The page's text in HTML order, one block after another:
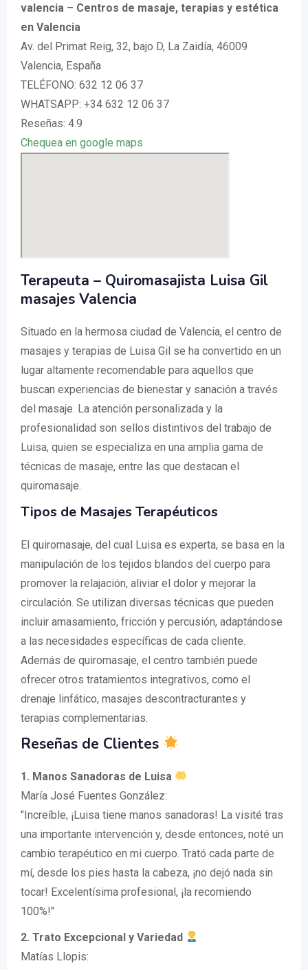
valencia – Centros de masaje, terapias y estética
en Valencia
Av. del Primat Reig, 32, bajo D, La Zaidía, 46009
Valencia, España
TELÉFONO: 632 12 06 37
WHATSAPP: +34 632 12 06 37
Reseñas: 4.9
Chequea en google maps
Terapeuta – Quiromasajista Luisa Gil
masajes Valencia
Situado en la hermosa ciudad de Valencia, el centro de
masajes y terapias de Luisa Gil se ha convertido en un
lugar altamente recomendable para aquellos que
buscan experiencias de bienestar y sanación a través
del masaje. La atención personalizada y la
profesionalidad son sellos distintivos del trabajo de
Luisa, quien se especializa en una amplia gama de
técnicas de masaje, entre las que destacan el
quiromasaje.
Tipos de Masajes Terapéuticos
El quiromasaje, del cual Luisa es experta, se basa en la
manipulación de los tejidos blandos del cuerpo para
promover la relajación, aliviar el dolor y mejorar la
circulación. Se utilizan diversas técnicas que pueden
incluir amasamiento, fricción y percusión, adaptándose
a las necesidades específicas de cada cliente.
Además de quiromasaje, el centro también puede
ofrecer otros tratamientos integrativos, como el
drenaje linfático, masajes descontracturantes y
terapias complementarias.
Reseñas de Clientes
1. Manos Sanadoras de Luisa
María José Fuentes González:
"Increíble, ¡Luisa tiene manos sanadoras! La visité tras
una importante intervención y, desde entonces, noté un
cambio terapéutico en mi cuerpo. Trató cada parte de
mí, desde los pies hasta la cabeza, ¡no dejó nada sin
tocar! Excelentísima profesional, ¡la recomiendo
100%!"
2. Trato Excepcional y Variedad
Matías Llopis: